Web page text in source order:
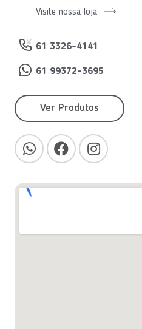
Visite nossa loja
61 3326-4141
61 99372-3695
Ver Produtos